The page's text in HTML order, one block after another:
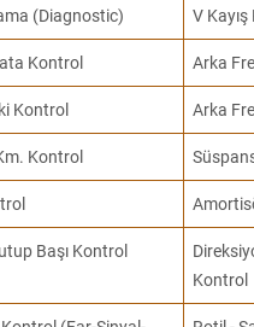
(Diagnostic) V
Kontrol Arka
Kontrol Arka
Kontrol
Başı Kontrol
Kontrol